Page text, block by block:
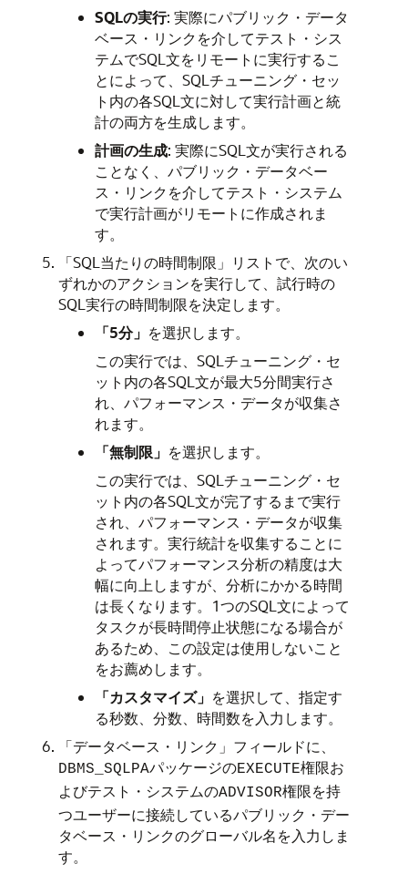
SQLの実行: 実際にパブリック・データ
ベース・リンクを介してテスト・シス
テムでSQL文をリモートに実行するこ
とによって、SQLチューニング・セッ
ト内の各SQL文に対して実行計画と統
計の両方を生成します。
計画の生成: 実際にSQL文が実行される
ことなく、パブリック・データベー
ス・リンクを介してテスト・システム
で実行計画がリモートに作成されま
す。
「SQL当たりの時間制限」リストで、次のい
ずれかのアクションを実行して、試行時の
SQL実行の時間制限を決定します。
「5分」 を選択します。
この実行では、SQLチューニング・セ
ット内の各SQL文が最大5分間実行さ
れ、パフォーマンス・データが収集さ
れます。
「無制限」 を選択します。
この実行では、SQLチューニング・セ
ット内の各SQL文が完了するまで実行
され、パフォーマンス・データが収集
されます。実行統計を収集することに
よってパフォーマンス分析の精度は大
幅に向上しますが、分析にかかる時間
は長くなります。1つのSQL文によって
タスクが長時間停止状態になる場合が
あるため、この設定は使用しないこと
をお薦めします。
「カスタマイズ」 を選択して、指定す
る秒数、分数、時間数を入力します。
「データベース・リンク」フィールドに、
DBMS_SQLPAパッケージのEXECUTE権限お
よびテスト・システムのADVISOR権限を持
つユーザーに接続しているパブリック・デー
タベース・リンクのグローバル名を入力しま
す。